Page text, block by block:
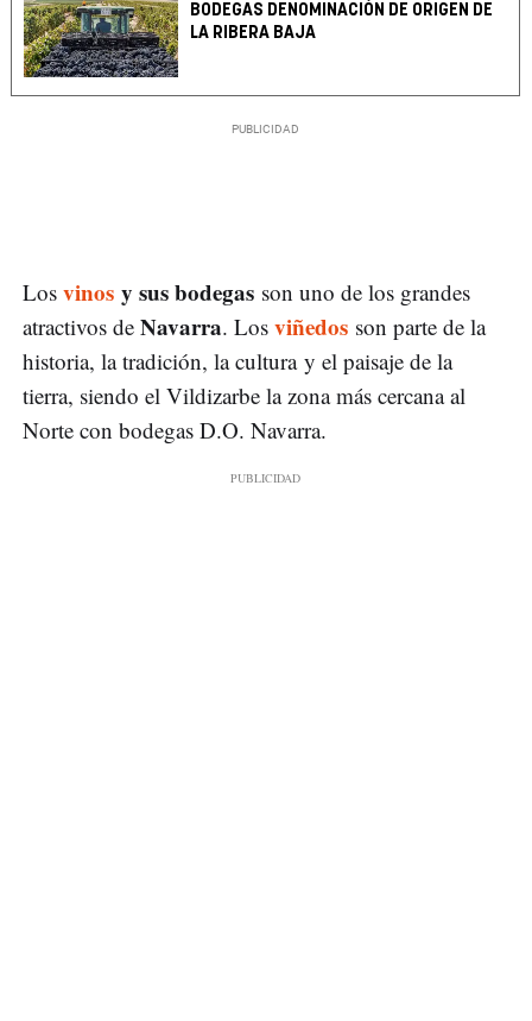
BODEGAS DENOMINACIÓN DE ORIGEN DE
LA RIBERA BAJA
Los vinos y sus bodegas son uno de los grandes
atractivos de Navarra. Los viñedos son parte de la
historia, la tradición, la cultura y el paisaje de la
tierra, siendo el Vildizarbe la zona más cercana al
Norte con bodegas D.O. Navarra.